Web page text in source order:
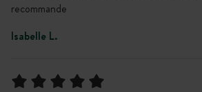
recommande
Isabelle L.